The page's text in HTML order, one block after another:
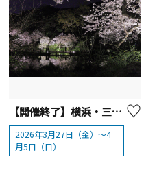
【開催終了】横浜・三溪園 桜ライトアップ
2026年3月27日（金）～4
月5日（日）